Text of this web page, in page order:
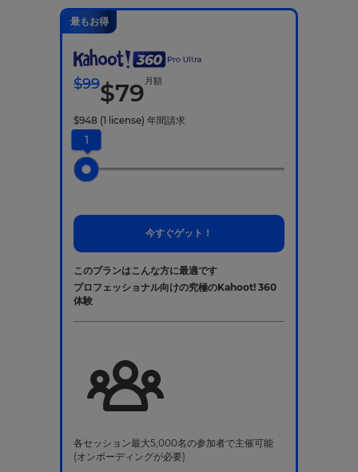
最もお得
$99$79 月額
$948 (1 license) 年間請求
1
今すぐゲット！
このプランはこんな方に最適です
プロフェッショナル向けの究極のKahoot! 360
体験
各セッション最大5,000名の参加者で主催可能
(オンボーディングが必要)